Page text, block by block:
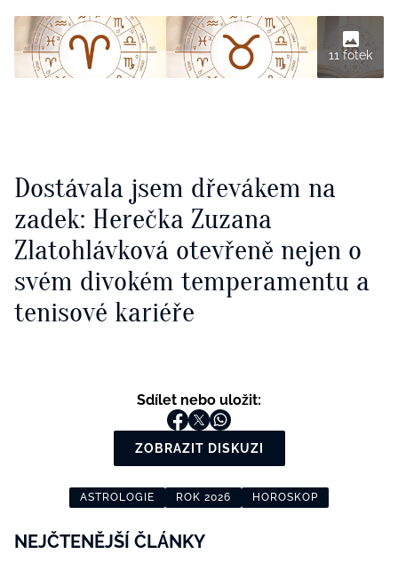
11 fotek
Dostávala jsem dřevákem na
zadek: Herečka Zuzana
Zlatohlávková otevřeně nejen o
svém divokém temperamentu a
tenisové kariéře
Sdílet nebo uložit:
ZOBRAZIT DISKUZI
ASTROLOGIE ROK 2026 HOROSKOP
NEJČTENĚJŠÍ ČLÁNKY